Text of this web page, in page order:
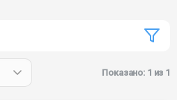
Показано: 1 из 1